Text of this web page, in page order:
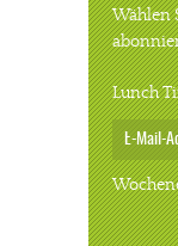
Wählen
Lunch